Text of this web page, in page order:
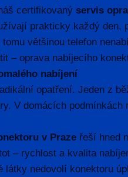
certifikovanýservis
prakticky každý
většinou telefon
– oprava nabíjecího
nabíjení
opatření. Jeden z
V domácích
v Prazeřeší hned
– rychlost a kvalita
látky nedovolí konektoru